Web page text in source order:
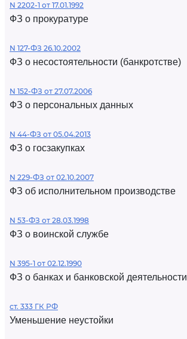
N 2202-1 от 17.01.1992
ФЗ о прокуратуре
N 127-ФЗ 26.10.2002
ФЗ о несостоятельности (банкротстве)
N 152-ФЗ от 27.07.2006
ФЗ о персональных данных
N 44-ФЗ от 05.04.2013
ФЗ о госзакупках
N 229-ФЗ от 02.10.2007
ФЗ об исполнительном производстве
N 53-ФЗ от 28.03.1998
ФЗ о воинской службе
N 395-1 от 02.12.1990
ФЗ о банках и банковской деятельности
ст. 333 ГК РФ
Уменьшение неустойки